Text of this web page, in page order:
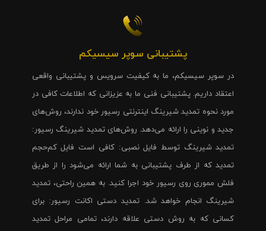
پشتیبانی سوپر سیسیکم
در سوپر سیسیکم، ما به کیفیت سرویس و پشتیبانی واقعی
اعتقاد داریم. پشتیبانی فنی ما به عزیزانی که اطلاعات کافی در
مورد نحوه تمدید شیرینگ اینترنتی رسیور خود ندارند، روش‌های
جدید و نوینی را ارائه می‌دهد. روش‌های تمدید شیرینگ رسیور:
تمدید شیرینگ توسط فایل نصبی: کافی است فایل کم‌حجم
تمدید که از طرف پشتیبانی به شما ارائه می‌شود را از طریق
فلش مموری روی رسیور خود اجرا کنید. به همین راحتی، تمدید
شیرینگ انجام خواهد شد. تمدید دستی اکانت رسیور: برای
کسانی که به روش دستی علاقه دارند، تمامی مراحل تمدید